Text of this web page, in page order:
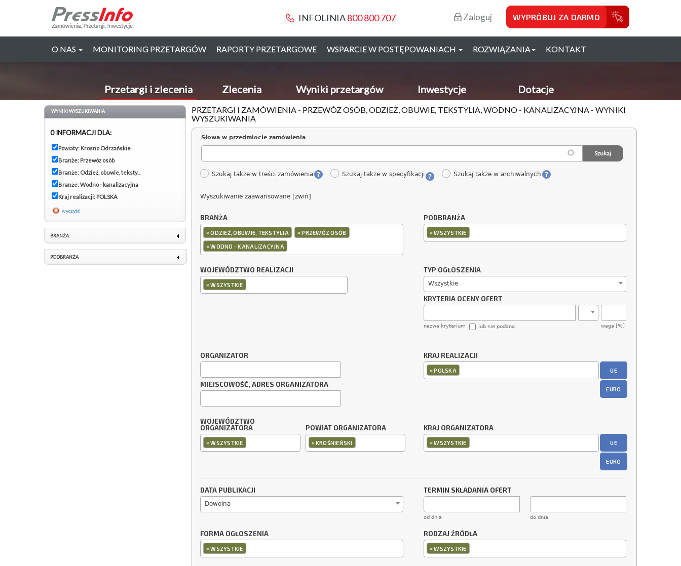
INFOLINIA800 800 707 Zaloguj WYPRÓBUJ ZA DARMO
O NAS MONITORING PRZETARGÓW RAPORTY PRZETARGOWE WSPARCIE W POSTĘPOWANIACH ROZWIĄZANIA KONTAKT
Przetargi i zlecenia Zlecenia Wyniki przetargów Inwestycje Dotacje
PRZETARGI I ZAMÓWIENIA - PRZEWÓZ OSÓB, ODZIEŻ, OBUWIE, TEKSTYLIA, WODNO - KANALIZACYJNA - WYNIKI
WYSZUKIWANIA
Słowa w przedmiocie zamówienia
Szukaj także w treści zamówienia Szukaj także w specyfikacji Szukaj także w archiwalnych
Wyszukiwanie zaawansowane [zwiń]
BRANŻA
×ODZIEŻ, OBUWIE, TEKSTYLIA ×PRZEWÓZ OSÓB
×WODNO - KANALIZACYJNA
PODBRANŻA
×WSZYSTKIE
WOJEWÓDZTWO REALIZACJI
×WSZYSTKIE
TYP OGŁOSZENIA
Wszystkie
KRYTERIA OCENY OFERT
nazwa kryterium waga [%]
lub nie podano
ORGANIZATOR
MIEJSCOWOŚĆ, ADRES ORGANIZATORA
KRAJ REALIZACJI
×POLSKA UE
EURO
WOJEWÓDZTWO
ORGANIZATORA
×WSZYSTKIE
POWIAT ORGANIZATORA
×KROŚNIEŃSKI
KRAJ ORGANIZATORA
×WSZYSTKIE UE
EURO
DATA PUBLIKACJI
Dowolna
TERMIN SKŁADANIA OFERT
od dnia do dnia
FORMA OGŁOSZENIA
×WSZYSTKIE
RODZAJ ŹRÓDŁA
×WSZYSTKIE
WYNIKI WYSZUKIWANIA
0 INFORMACJI DLA:
Powiaty: Krosno Odrzańskie
Branże: Przewóz osób
Branże: Odzież, obuwie, teksty...
Branże: Wodno - kanalizacyjna
Kraj realizacji: POLSKA
wyczyść
BRANŻA
PODBRANŻA